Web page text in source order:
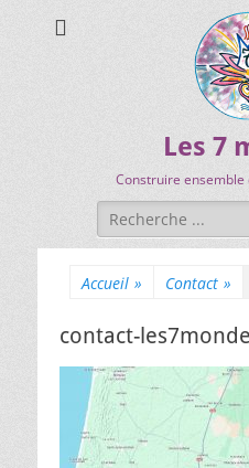
Les 7
Construire
Accueil » Contact »
contact-